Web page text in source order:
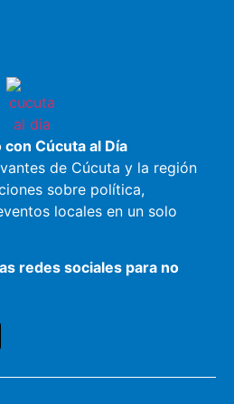
Cúcuta al Día
de Cúcuta y la región
sobre política,
locales en un solo
redes sociales para no